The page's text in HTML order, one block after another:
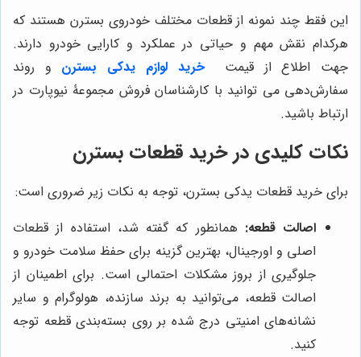
این فقط چند نمونه از قطعات مختلف خودروی بسترن هستند که
هرکدام نقش مهم و حیاتی در عملکرد و کارایی خودرو دارند.
جهت اطلاع از قیمتخرید لوازم یدکی بسترن و روند
سفارش‌دهی می توانید با کارشناسان فروش مجموعۀ نیوپارت در
ارتباط باشید.
نکات کلیدی در خرید قطعات بسترن
برای خرید قطعات یدکی بسترن، توجه به نکات زیر ضروری است:
اصالت قطعه: همانطور که گفته شد، استفاده از قطعات
اصلی و اورجینال، بهترین گزینه برای حفظ سلامت خودرو و
جلوگیری از بروز مشکلات احتمالی است. برای اطمینان از
اصالت قطعه، می‌توانید به برند سازنده، هولوگرام و سایر
نشانه‌های امنیتی درج شده بر روی بسته‌بندی قطعه توجه
کنید.